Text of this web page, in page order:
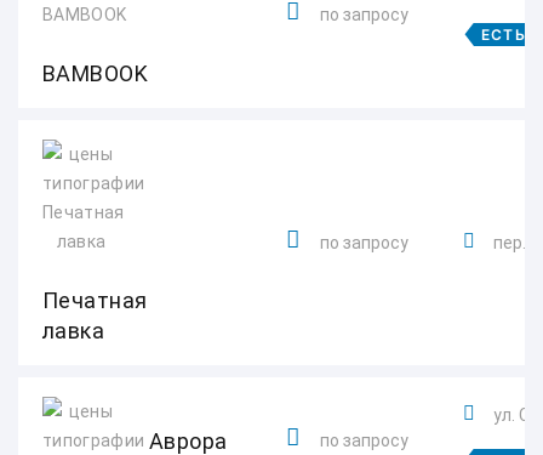
BAMBOOK
по запросу
ЕСТЬ
Печатная
лавка
по запросу пер.
Аврора по запросу
ул.